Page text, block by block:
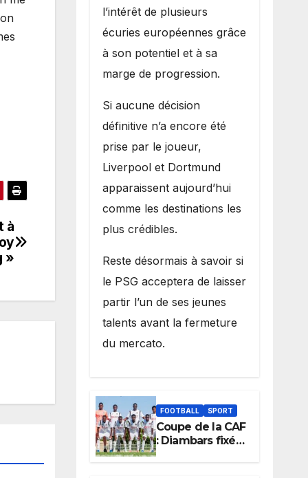
à
»
l’intérêt de plusieurs
écuries européennes grâce
à son potentiel et à sa
marge de progression.
Si aucune décision
définitive n’a encore été
prise par le joueur,
Liverpool et Dortmund
apparaissent aujourd’hui
comme les destinations les
plus crédibles.
Reste désormais à savoir si
le PSG acceptera de laisser
partir l’un de ses jeunes
talents avant la fermeture
du mercato.
FOOTBALL SPORT
Coupe de la CAF
: Diambars fixé
sur son destin